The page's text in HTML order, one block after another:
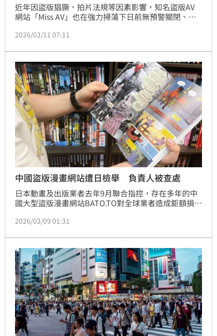
近年因盜版猖獗、拍片法規等因素影響，知名盜版AV
網站「Miss AV」也在強力掃蕩下日前無預警關閉、更
討論，不過後來「Miss AV」卻火速宣告復活。沒想到
讓許多老司機超崩潰「這個網站不都是商業片，怎麼會
被鎖」。
2026/03/11 07:11
中國盜版漫畫網站遭日檢舉 負責人被查處
日本動畫及出版業者去年9月聯合指控，存在多年的中
國大型盜版漫畫網站BATO.TO對全球業者造成鉅額損
國公安機關查處，而該網站已對全球相關業者造成約
2026/03/09 01:31